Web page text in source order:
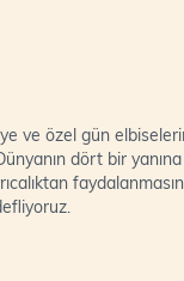
ve özel gün
dört bir yanına